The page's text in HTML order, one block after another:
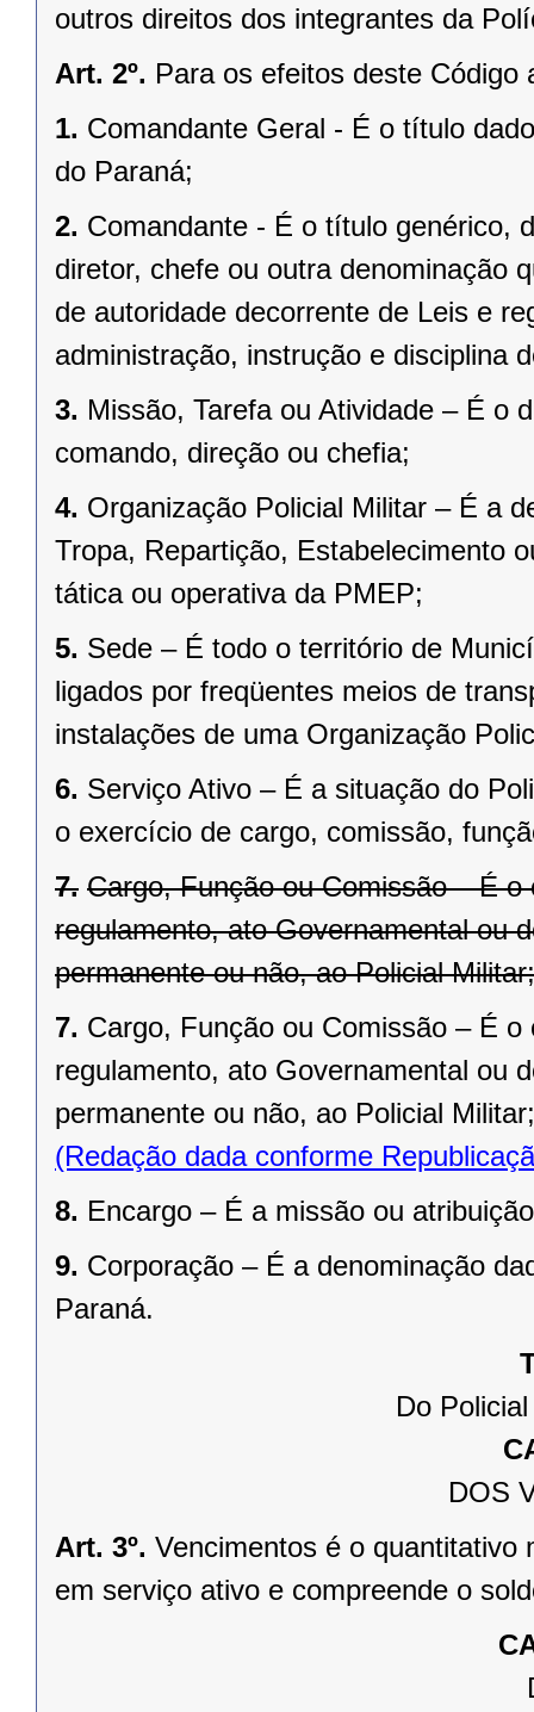
outros direitos dos integrantes da
Art. 2º. Para os efeitos deste
1. Comandante Geral - É o título
do Paraná;
2. Comandante - É o título genérico,
diretor, chefe ou outra denominação
de autoridade decorrente de Leis e
administração, instrução e disciplina
3. Missão, Tarefa ou Atividade – É o
comando, direção ou chefia;
4. Organização Policial Militar – É a
Tropa, Repartição, Estabelecimento
tática ou operativa da PMEP;
5. Sede – É todo o território de
ligados por freqüentes meios de
instalações de uma Organização
6. Serviço Ativo – É a situação do
o exercício de cargo, comissão,
7. Cargo, Função ou Comissão – É
regulamento, ato Governamental ou
permanente ou não, ao Policial Militar;
7. Cargo, Função ou Comissão – É
regulamento, ato Governamental ou
permanente ou não, ao Policial Militar;
(Redação dada conforme
8. Encargo – É a missão ou
9. Corporação – É a denominação
Paraná.
Do
DOS
Art. 3º. Vencimentos é o quantitativo
em serviço ativo e compreende o